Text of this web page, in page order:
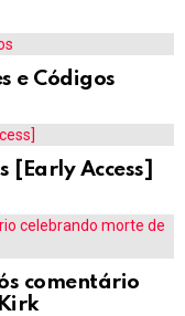
e Códigos
[Early Access]
comentário